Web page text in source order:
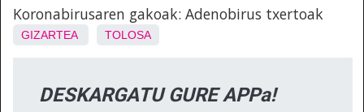
Koronabirusaren gakoak: Adenobirus txertoak
GIZARTEA TOLOSA
DESKARGATU GURE APPa!